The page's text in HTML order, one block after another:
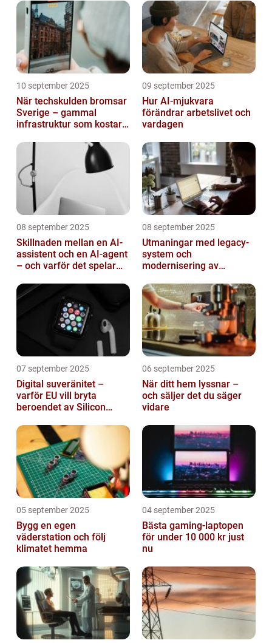
10 september 2025
När techskulden bromsar
Sverige – gammal
infrastruktur som kostar
09 september 2025
Hur AI-mjukvara
förändrar arbetslivet och
vardagen
08 september 2025
Skillnaden mellan en AI-
assistent och en AI-agent
– och varför det spelar
08 september 2025
Utmaningar med legacy-
system och
modernisering av
07 september 2025
Digital suveränitet –
varför EU vill bryta
beroendet av Silicon
06 september 2025
När ditt hem lyssnar –
och säljer det du säger
vidare
05 september 2025
Bygg en egen
väderstation och följ
klimatet hemma
04 september 2025
Bästa gaming-laptopen
för under 10 000 kr just
nu